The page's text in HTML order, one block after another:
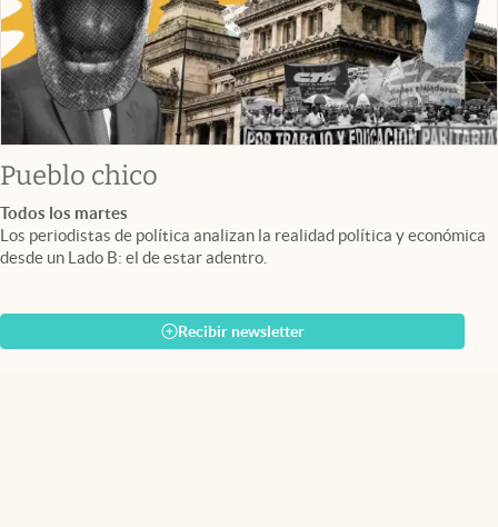
Pueblo chico
Todos los martes
Los periodistas de política analizan la realidad política y económica
desde un Lado B: el de estar adentro.
Recibir newsletter